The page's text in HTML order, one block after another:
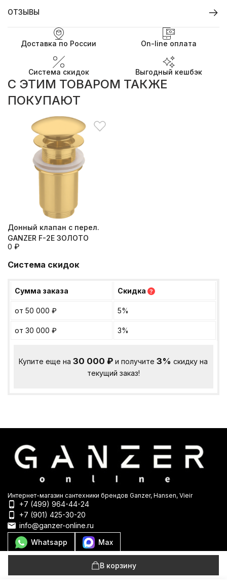
В корзину
ОТЗЫВЫ
Доставка по России On-line оплата
Система скидок Выгодный кешбэк
C ЭТИМ ТОВАРОМ ТАКЖЕ
ПОКУПАЮТ
Донный клапан с перел.
GANZER F-2E ЗОЛОТО
0 ₽
Система скидок
Сумма заказа Скидка ?
от 50 000 ₽ 5%
от 30 000 ₽ 3%
Купите еще на30 000₽ и получите3% скидку на
текущий заказ!
Интернет-магазин сантехники брендов Ganzer, Hansen, Vieir
+7 (499) 964-44-24
+7 (901) 425-30-20
info@ganzer-online.ru
Whatsapp
Max
Мы в соцсетях